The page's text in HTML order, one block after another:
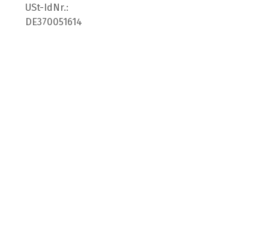
USt-IdNr.:
DE370051614